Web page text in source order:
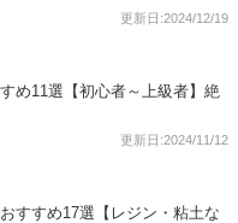
更新日:2024/12/19
め11選【初心者～上級者】絶
更新日:2024/11/12
すすめ17選【レジン・粘土な